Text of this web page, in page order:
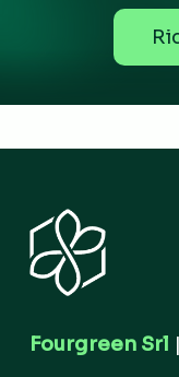
Ri
Fourgreen Srl